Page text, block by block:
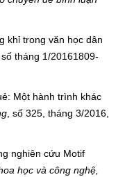
khỉ trong văn học dân
số tháng 1/20161809-
Một hành trình khác
, số 325, tháng 3/2016,
nghiên cứu Motif
học và công nghệ,